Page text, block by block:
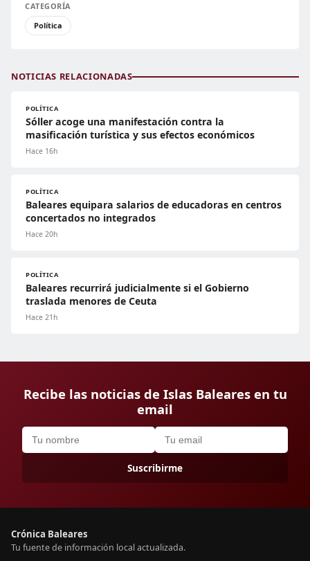
CATEGORÍA
Política
NOTICIAS RELACIONADAS
POLÍTICA
Sóller acoge una manifestación contra la
masificación turística y sus efectos económicos
Hace 16h
POLÍTICA
Baleares equipara salarios de educadoras en centros
concertados no integrados
Hace 20h
POLÍTICA
Baleares recurrirá judicialmente si el Gobierno
traslada menores de Ceuta
Hace 21h
Recibe las noticias de Islas Baleares en tu
email
Suscribirme
Crónica Baleares
Tu fuente de información local actualizada.